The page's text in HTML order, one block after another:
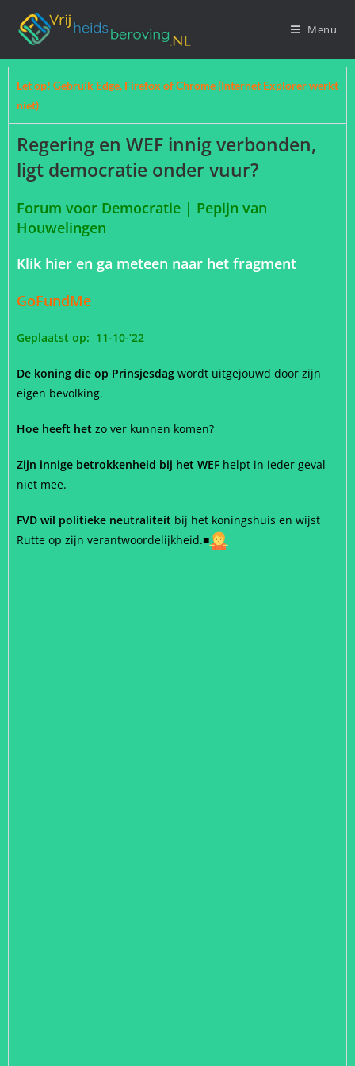
Menu
Let op! Gebruik Edge, Firefox of Chrome (Internet Explorer werkt
niet)
Regering en WEF innig verbonden,
ligt democratie onder vuur?
Forum voor Democratie | Pepijn van
Houwelingen
Klik hier en ga meteen naar het fragment
GoFundMe
Geplaatst op: 11-10-’22
De koning die op Prinsjesdag wordt uitgejouwd door zijn
eigen bevolking.
Hoe heeft het zo ver kunnen komen?
Zijn innige betrokkenheid bij het WEF helpt in ieder geval
niet mee.
FVD wil politieke neutraliteit bij het koningshuis en wijst
Rutte op zijn verantwoordelijkheid.■